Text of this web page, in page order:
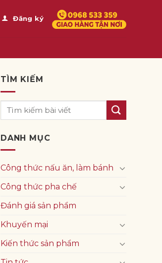
Đăng ký
TÌM KIẾM
DANH MỤC
Công thức nấu ăn, làm bánh
Công thức pha chế
Đánh giá sản phẩm
Khuyến mại
Kiến thức sản phẩm